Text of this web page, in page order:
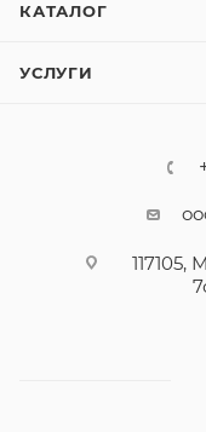
КАТАЛОГ
УСЛУГИ